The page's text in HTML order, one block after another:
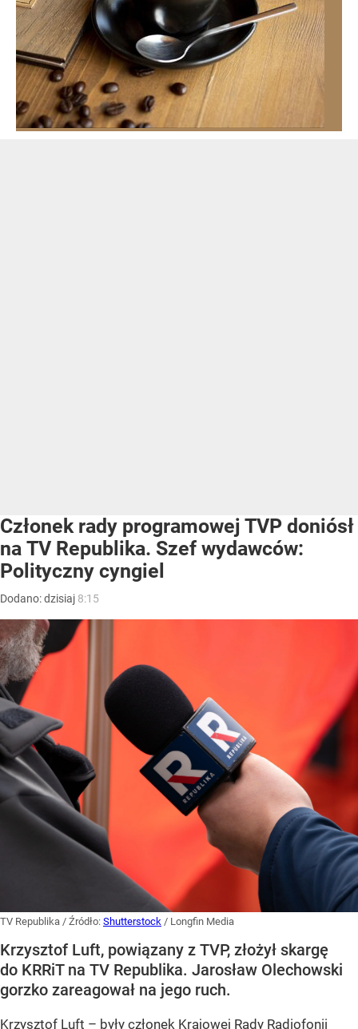
Członek rady programowej TVP doniósł
na TV Republika. Szef wydawców:
Polityczny cyngiel
Dodano:dzisiaj 8:15
TV Republika / Źródło: Shutterstock / Longfin Media
Krzysztof Luft, powiązany z TVP, złożył skargę
do KRRiT na TV Republika. Jarosław Olechowski
gorzko zareagował na jego ruch.
Krzysztof Luft – były członek Krajowej Rady Radiofonii